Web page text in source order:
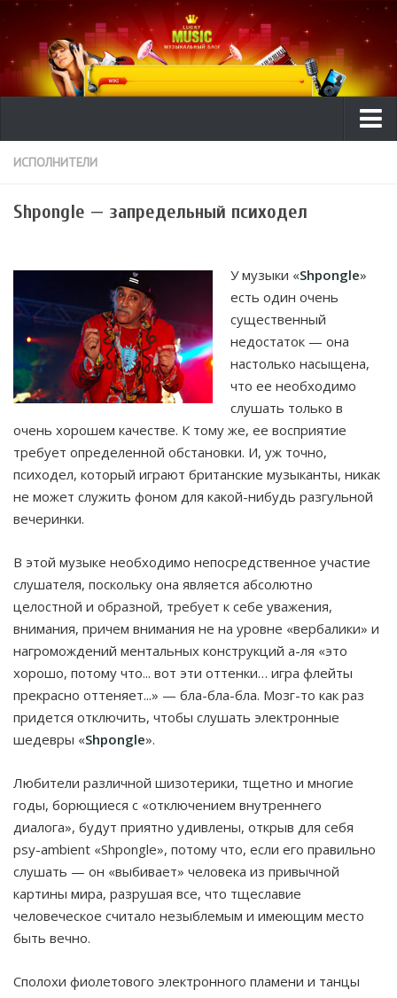
Ликбез
Видео
Исполнители
Новости музыки
ИСПОЛНИТЕЛИ
Shpongle — запредельный психодел
У музыки «Shpongle»
есть один очень
существенный
недостаток — она
настолько насыщена,
что ее необходимо
слушать только в
очень хорошем качестве. К тому же, ее восприятие
требует определенной обстановки. И, уж точно,
психодел, который играют британские музыканты, никак
не может служить фоном для какой-нибудь разгульной
вечеринки.
В этой музыке необходимо непосредственное участие
слушателя, поскольку она является абсолютно
целостной и образной, требует к себе уважения,
внимания, причем внимания не на уровне «вербалики» и
нагромождений ментальных конструкций а-ля «это
хорошо, потому что... вот эти оттенки… игра флейты
прекрасно оттеняет...» — бла-бла-бла. Мозг-то как раз
придется отключить, чтобы слушать электронные
шедевры «Shpongle».
Любители различной шизотерики, тщетно и многие
годы, борющиеся с «отключением внутреннего
диалога», будут приятно удивлены, открыв для себя
psy-ambient «Shpongle», потому что, если его правильно
слушать — он «выбивает» человека из привычной
картины мира, разрушая все, что тщеславие
человеческое считало незыблемым и имеющим место
быть вечно.
Сполохи фиолетового электронного пламени и танцы